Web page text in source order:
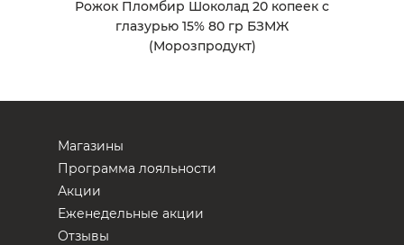
Рожок Пломбир Шоколад 20 копеек с
глазурью 15% 80 гр БЗМЖ
(Морозпродукт)
Магазины
Программа лояльности
Акции
Еженедельные акции
Отзывы